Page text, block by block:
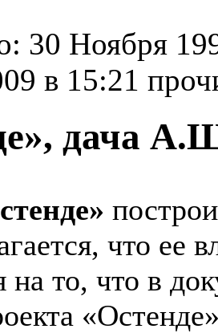
30 Ноября
в 15:21
дача
что ее
на то, что в